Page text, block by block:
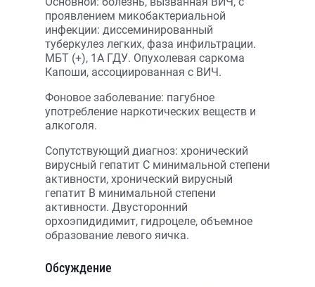
проявлением микобактериальной
инфекции: диссеминированный
туберкулез легких, фаза инфильтрации.
МБТ (+), 1А ГДУ. Опухолевая саркома
Капоши, ассоциированная с ВИЧ.
Фоновое заболевание: пагубное
употребление наркотических веществ и
алкоголя.
Сопутствующий диагноз: хронический
вирусный гепатит С минимальной степени
активности, хронический вирусный
гепатит В минимальной степени
активности. Двусторонний
орхоэпидидимит, гидроцеле, объемное
образование левого яичка.
Обсуждение